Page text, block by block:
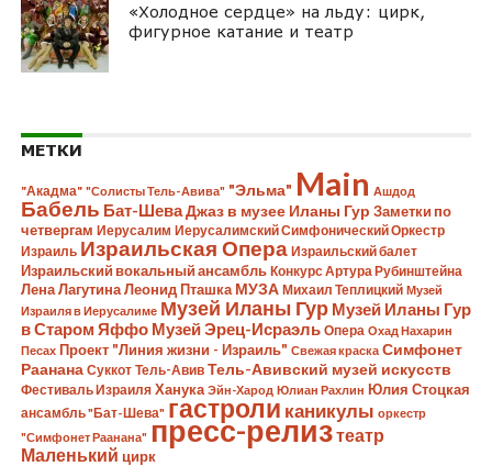
«Холодное сердце» на льду: цирк,
фигурное катание и театр
МЕТКИ
"Акадма" "Солисты Тель-Авива" "Эльма" Main Ашдод
Бабель Бат-ШеваДжаз в музее Иланы Гур Заметки по
четвергам Иерусалим Иерусалимский Симфонический Оркестр
Израиль Израильская Опера Израильский балет
Израильский вокальный ансамбль Конкурс Артура Рубинштейна
Лена Лагутина Леонид Пташка МУЗА Михаил Теплицкий Музей
Израиля в Иерусалиме Музей Иланы Гур Музей Иланы Гур
в Старом Яффо Музей Эрец-Исраэль Опера Охад Нахарин
Песах Проект "Линия жизни - Израиль" Свежая краска Симфонет
Раанана Суккот Тель-Авив Тель-Авивский музей искусств
Фестиваль Израиля Ханука Эйн-Харод Юлиан Рахлин Юлия Стоцкая
ансамбль "Бат-Шева" гастроли каникулы оркестр
"Симфонет Раанана" пресс-релизтеатр
Маленький цирк